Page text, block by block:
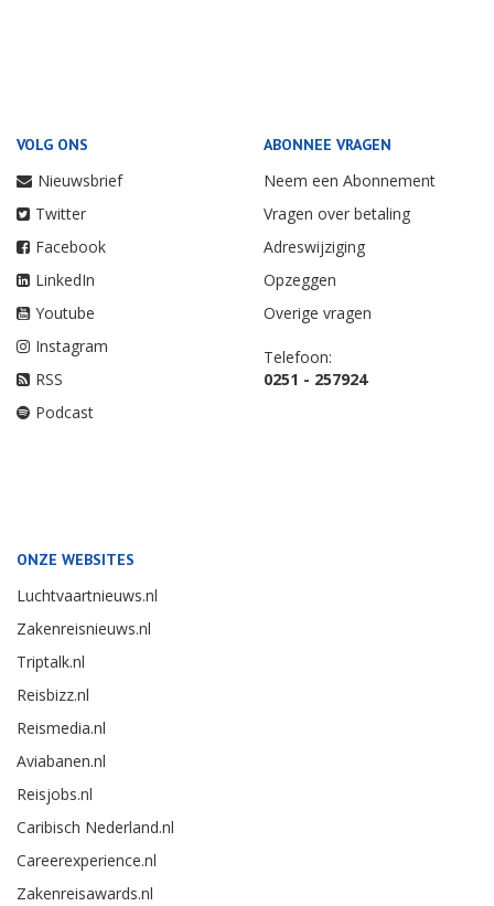
VOLG ONS
Nieuwsbrief
Twitter
Facebook
LinkedIn
Youtube
Instagram
RSS
Podcast
ABONNEE VRAGEN
Neem een Abonnement
Vragen over betaling
Adreswijziging
Opzeggen
Overige vragen
Telefoon:
0251 - 257924
ONZE WEBSITES
Luchtvaartnieuws.nl
Zakenreisnieuws.nl
Triptalk.nl
Reisbizz.nl
Reismedia.nl
Aviabanen.nl
Reisjobs.nl
Caribisch Nederland.nl
Careerexperience.nl
Zakenreisawards.nl